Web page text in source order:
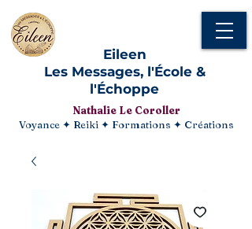
Eileen
Les Messages, l'École &
l'Échoppe
Nathalie Le Coroller
Voyance ✦ Reiki ✦ Formations ✦ Créations